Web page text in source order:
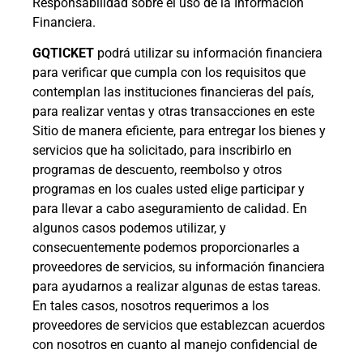
Financiera.
GQTICKET podrá utilizar su información financiera
para verificar que cumpla con los requisitos que
contemplan las instituciones financieras del país,
para realizar ventas y otras transacciones en este
Sitio de manera eficiente, para entregar los bienes y
servicios que ha solicitado, para inscribirlo en
programas de descuento, reembolso y otros
programas en los cuales usted elige participar y
para llevar a cabo aseguramiento de calidad. En
algunos casos podemos utilizar, y
consecuentemente podemos proporcionarles a
proveedores de servicios, su información financiera
para ayudarnos a realizar algunas de estas tareas.
En tales casos, nosotros requerimos a los
proveedores de servicios que establezcan acuerdos
con nosotros en cuanto al manejo confidencial de